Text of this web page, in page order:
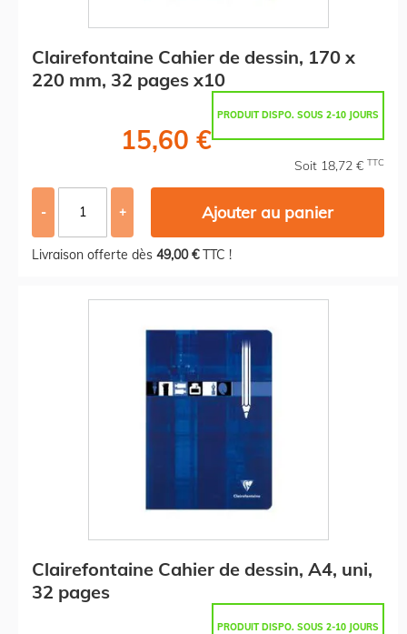
Clairefontaine Cahier de dessin, 170 x
220 mm, 32 pages x10
PRODUIT DISPO. SOUS 2-10 JOURS
15,60 €
Soit 18,72 € TTC
- + Ajouter au panier
Livraison offerte dès 49,00 €TTC !
Clairefontaine Cahier de dessin, A4, uni,
32 pages
PRODUIT DISPO. SOUS 2-10 JOURS